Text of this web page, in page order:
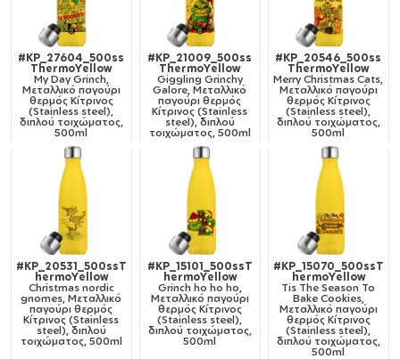
#KP_27604_500ss
ThermoYellow
My Day Grinch,
Μεταλλικό παγούρι
θερμός Κίτρινος
(Stainless steel),
διπλού τοιχώματος,
500ml
#KP_21009_500ss
ThermoYellow
Giggling Grinchy
Galore, Μεταλλικό
παγούρι θερμός
Κίτρινος (Stainless
steel), διπλού
τοιχώματος, 500ml
#KP_20546_500ss
ThermoYellow
Merry Christmas Cats,
Μεταλλικό παγούρι
θερμός Κίτρινος
(Stainless steel),
διπλού τοιχώματος,
500ml
#KP_20531_500ssT
hermoYellow
Christmas nordic
gnomes, Μεταλλικό
παγούρι θερμός
Κίτρινος (Stainless
steel), διπλού
τοιχώματος, 500ml
#KP_15101_500ssT
hermoYellow
Grinch ho ho ho,
Μεταλλικό παγούρι
θερμός Κίτρινος
(Stainless steel),
διπλού τοιχώματος,
500ml
#KP_15070_500ssT
hermoYellow
Tis The Season To
Bake Cookies,
Μεταλλικό παγούρι
θερμός Κίτρινος
(Stainless steel),
διπλού τοιχώματος,
500ml